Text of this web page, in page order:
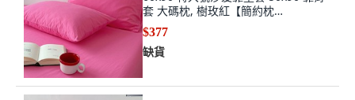
套 大碼枕, 樹玫紅【簡約枕
套】,50x75【一隻】加大枕套
$377
缺貨